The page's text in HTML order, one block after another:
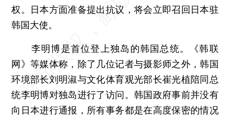
权。日本方面准备提出抗议，将会立即召回日本驻
韩国大使。
李明博是首位登上独岛的韩国总统。《韩联
网》等媒体称，除了几位记者与摄影师之外，韩国
环境部长刘明淑与文化体育观光部长崔光植陪同总
统李明博对独岛进行了访问。韩国政府事前并没有
向日本进行通报，所有事务都是在高度保密的情况